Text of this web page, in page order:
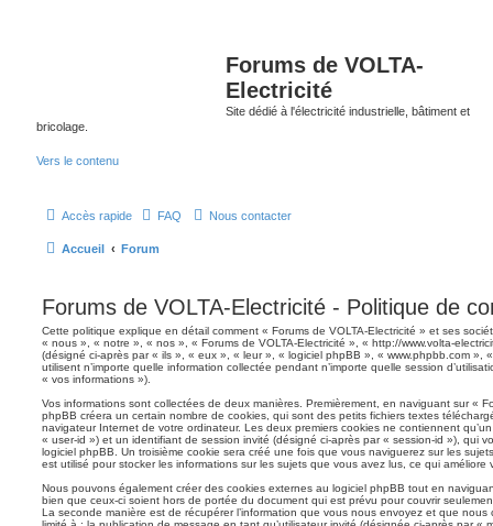
Forums de VOLTA-
Electricité
Site dédié à l'électricité industrielle, bâtiment et
bricolage.
Vers le contenu
Accès rapide FAQ Nous contacter
Accueil Forum
Forums de VOLTA-Electricité - Politique de
Cette politique explique en détail comment « Forums de VOLTA-Electricité » et ses
« nous », « notre », « nos », « Forums de VOLTA-Electricité », « http://www.volta-
(désigné ci-après par « ils », « eux », « leur », « logiciel phpBB », « www.phpbb.com »,
utilisent n’importe quelle information collectée pendant n’importe quelle session
« vos informations »).
Vos informations sont collectées de deux manières. Premièrement, en naviguant sur «
phpBB créera un certain nombre de cookies, qui sont des petits fichiers textes
navigateur Internet de votre ordinateur. Les deux premiers cookies ne contiennent
« user-id ») et un identifiant de session invité (désigné ci-après par « session-id »), qui
logiciel phpBB. Un troisième cookie sera créé une fois que vous naviguerez sur les
est utilisé pour stocker les informations sur les sujets que vous avez lus, ce qui améliore
Nous pouvons également créer des cookies externes au logiciel phpBB tout en
bien que ceux-ci soient hors de portée du document qui est prévu pour couvrir
La seconde manière est de récupérer l’information que vous nous envoyez et que nous